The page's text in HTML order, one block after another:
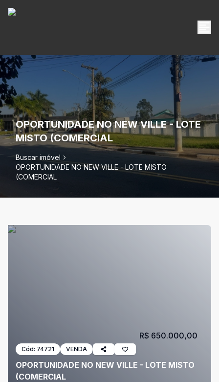
OPORTUNIDADE NO NEW VILLE - LOTE
MISTO (COMERCIAL
Buscar imóvel
OPORTUNIDADE NO NEW VILLE - LOTE MISTO
(COMERCIAL
Cód: 74721 VENDA
OPORTUNIDADE NO NEW VILLE - LOTE MISTO
(COMERCIAL
R$ 650.000,00